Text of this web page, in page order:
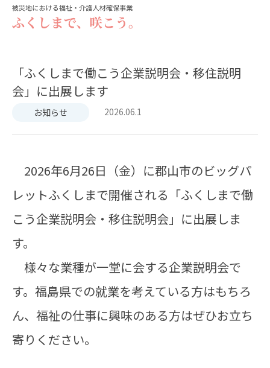
「ふくしまで働こう企業説明会・移住説明
会」に出展します
お知らせ 2026.06.1
2026年6月26日（金）に郡山市のビッグパ
レットふくしまで開催される「ふくしまで働
こう企業説明会・移住説明会」に出展しま
す。
様々な業種が一堂に会する企業説明会で
す。福島県での就業を考えている方はもちろ
ん、福祉の仕事に興味のある方はぜひお立ち
寄りください。